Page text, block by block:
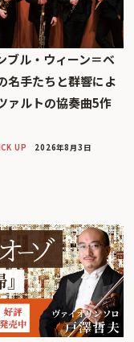
ブル・ウィーン＝ベ
名手たちと群響によ
ァルトの協奏曲5作
UP 2026年8月3日